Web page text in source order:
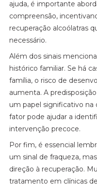
ajuda, é importante
compreensão,
recuperação alcoólatras
necessário.
Além dos sinais
histórico familiar. Se há
família, o risco de
aumenta. A
um papel significativo na
fator pode ajudar a
intervenção precoce.
Por fim, é essencial
um sinal de fraqueza,
direção à recuperação.
tratamento em clínicas